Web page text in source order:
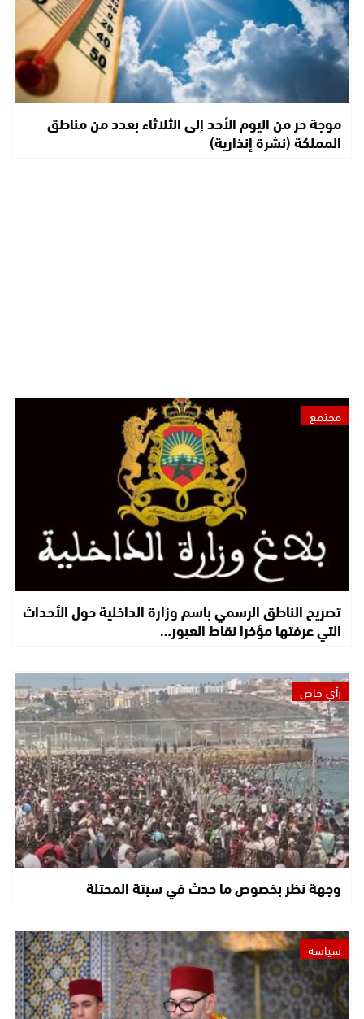
موجة حر من اليوم الأحد إلى الثلاثاء بعدد من مناطق
المملكة (نشرة إنذارية)
مجتمع
تصريح الناطق الرسمي باسم وزارة الداخلية حول الأحداث
التي عرفتها مؤخرا نقاط العبور…
رأي خاص
وجهة نظر بخصوص ما حدث في سبتة المحتلة
سياسة